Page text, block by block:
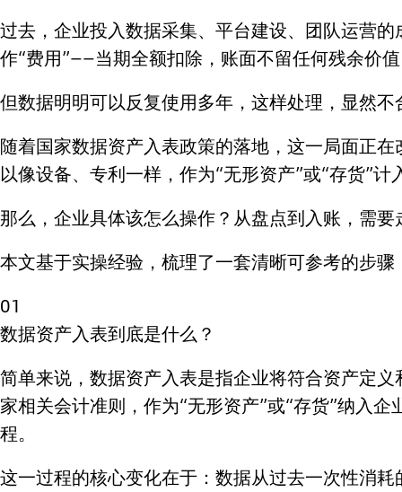
过去，企业投入数据采集、平台建设、团队运营
作“费用”——当期全额扣除，账面不留任何残余价
但数据明明可以反复使用多年，这样处理，显然不
随着国家数据资产入表政策的落地，这一局面正
以像设备、专利一样，作为“无形资产”或“存货”计
那么，企业具体该怎么操作？从盘点到入账，需
本文基于实操经验，梳理了一套清晰可参考的步骤
01
数据资产入表到底是什么？
简单来说，数据资产入表是指企业将符合资产定
家相关会计准则，作为“无形资产”或“存货”纳入
程。
这一过程的核心变化在于：数据从过去一次性消